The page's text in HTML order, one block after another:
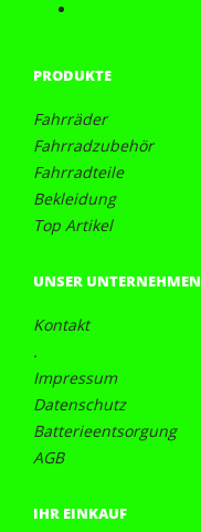
PRODUKTE
Fahrräder
Fahrradzubehör
Fahrradteile
Bekleidung
Top Artikel
UNSER UNTERNEHMEN
Kontakt
.
Impressum
Datenschutz
Batterieentsorgung
AGB
IHR EINKAUF